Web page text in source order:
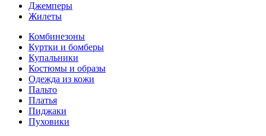
Джемперы
Жилеты
Комбинезоны
Куртки и бомберы
Купальники
Костюмы и образы
Одежда из кожи
Пальто
Платья
Пиджаки
Пуховики